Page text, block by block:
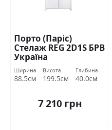
Порто (Паріс)
Стелаж REG 2D1S БРВ
Україна
Ширина
88.5см
Висота
199.5см
Глибина
40.0см
7 210 грн